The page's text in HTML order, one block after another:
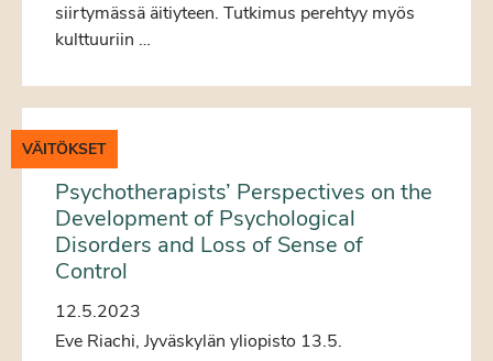
siirtymässä äitiyteen. Tutkimus perehtyy myös
kulttuuriin …
VÄITÖKSET
Psychotherapists’ Perspectives on the
Development of Psychological
Disorders and Loss of Sense of
Control
12.5.2023
Eve Riachi, Jyväskylän yliopisto 13.5.